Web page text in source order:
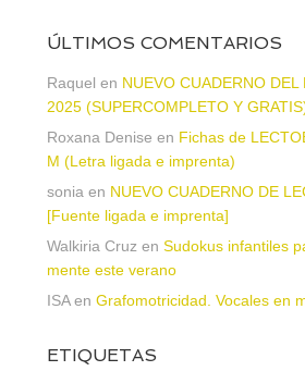
ÚLTIMOS COMENTARIOS
Raquel en NUEVO CUADERNO
2025 (SUPERCOMPLETO Y
Roxana Denise en Fichas de
M (Letra ligada e imprenta)
sonia en NUEVO CUADERNO DE
[Fuente ligada e imprenta]
Walkiria Cruz en Sudokus infantiles
mente este verano
ISAen Grafomotricidad. Vocales en
ETIQUETAS